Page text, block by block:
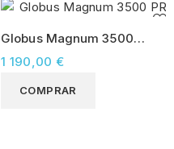
Globus Magnum 3500
PRO
1 190,00 €
COMPRAR